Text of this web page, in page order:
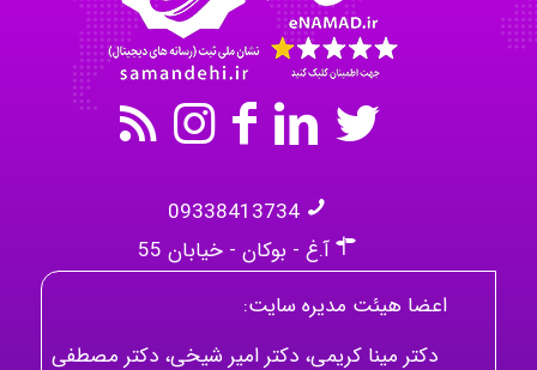
09338413734
آ.غ - بوکان - خیابان 55
اعضا هیئت مدیره سایت:
دکتر مینا کریمی، دکتر امیر شیخی، دکتر مصطفی